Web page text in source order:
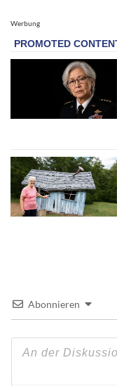
Werbung
Abonnieren